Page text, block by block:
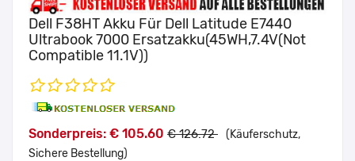
Dell F38HT Akku Für Dell Latitude E7440
Ultrabook 7000 Ersatzakku(45WH,7.4V(Not
Compatible 11.1V))
Sonderpreis: € 105.60 € 126.72 (Käuferschutz,
Sichere Bestellung)